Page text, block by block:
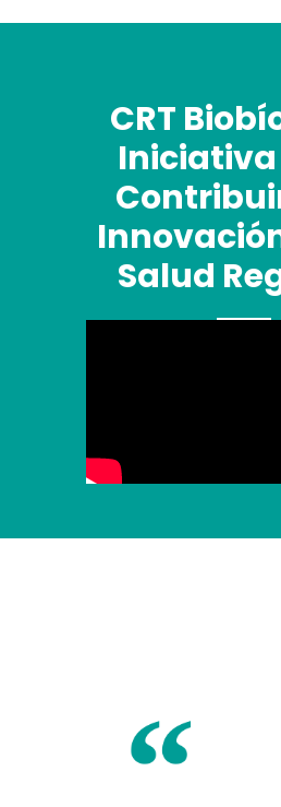
CRT
Iniciativa
Salud